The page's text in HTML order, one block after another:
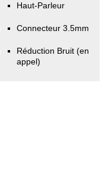
Haut-Parleur
Connecteur 3.5mm
Réduction Bruit (en
appel)